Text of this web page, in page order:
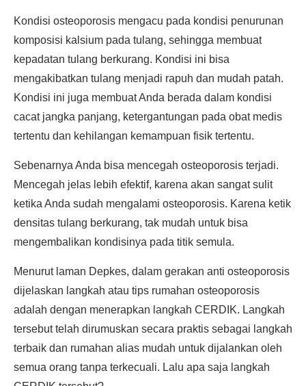
Kondisi osteoporosis mengacu pada kondisi penurunan
komposisi kalsium pada tulang, sehingga membuat
kepadatan tulang berkurang. Kondisi ini bisa
mengakibatkan tulang menjadi rapuh dan mudah patah.
Kondisi ini juga membuat Anda berada dalam kondisi
cacat jangka panjang, ketergantungan pada obat medis
tertentu dan kehilangan kemampuan fisik tertentu.
Sebenarnya Anda bisa mencegah osteoporosis terjadi.
Mencegah jelas lebih efektif, karena akan sangat sulit
ketika Anda sudah mengalami osteoporosis. Karena ketik
densitas tulang berkurang, tak mudah untuk bisa
mengembalikan kondisinya pada titik semula.
Menurut laman Depkes, dalam gerakan anti osteoporosis
dijelaskan langkah atau tips rumahan osteoporosis
adalah dengan menerapkan langkah CERDIK. Langkah
tersebut telah dirumuskan secara praktis sebagai langkah
terbaik dan rumahan alias mudah untuk dijalankan oleh
semua orang tanpa terkecuali. Lalu apa saja langkah